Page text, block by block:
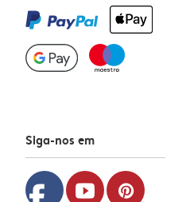
Siga-nos em
youtube pinterest